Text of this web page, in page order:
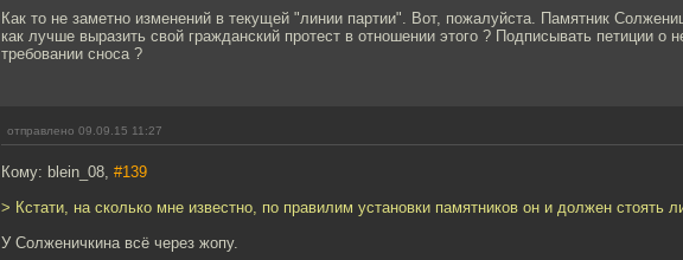
Как то не заметно изменений в текущей "линии партии". Вот, пожалуйста. Памятник
как лучше выразить свой гражданский протест в отношении этого ? Подписывать петиции о
требовании сноса ?
отправлено 09.09.15 11:27
Кому: blein_08, #139
> Кстати, на сколько мне известно, по правилим установки памятников он и должен стоять
У Солженичкина всё через жопу.